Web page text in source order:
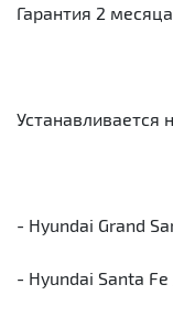
Гарантия 2 месяца.
- Hyundai Grand
- Hyundai Santa